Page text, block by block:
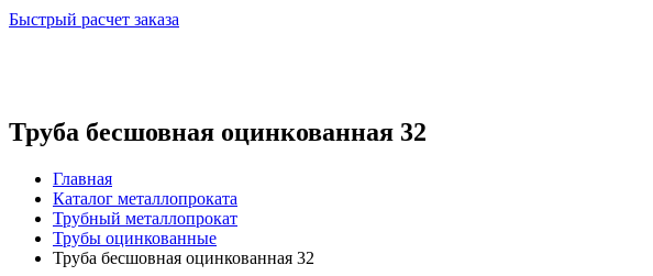
Быстрый расчет заказа
Труба бесшовная оцинкованная 32
Главная
Каталог металлопроката
Трубный металлопрокат
Трубы оцинкованные
Труба бесшовная оцинкованная 32